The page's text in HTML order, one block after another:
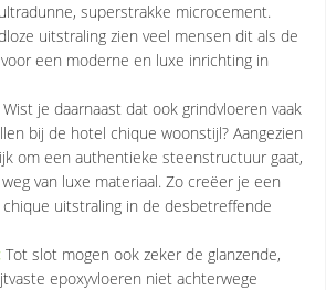
superstrakke microcement.
uitstraling zien veel mensen dit als de
een moderne en luxe inrichting in
Wist je daarnaast dat ook grindvloeren vaak
bij de hotel chique woonstijl? Aangezien
om een authentieke steenstructuur gaat,
van luxe materiaal. Zo creëer je een
uitstraling in de desbetreffende
Tot slot mogen ook zeker de glanzende,
epoxyvloeren niet achterwege